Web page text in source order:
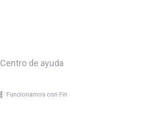
Centro de ayuda
Funcionamos con Fin